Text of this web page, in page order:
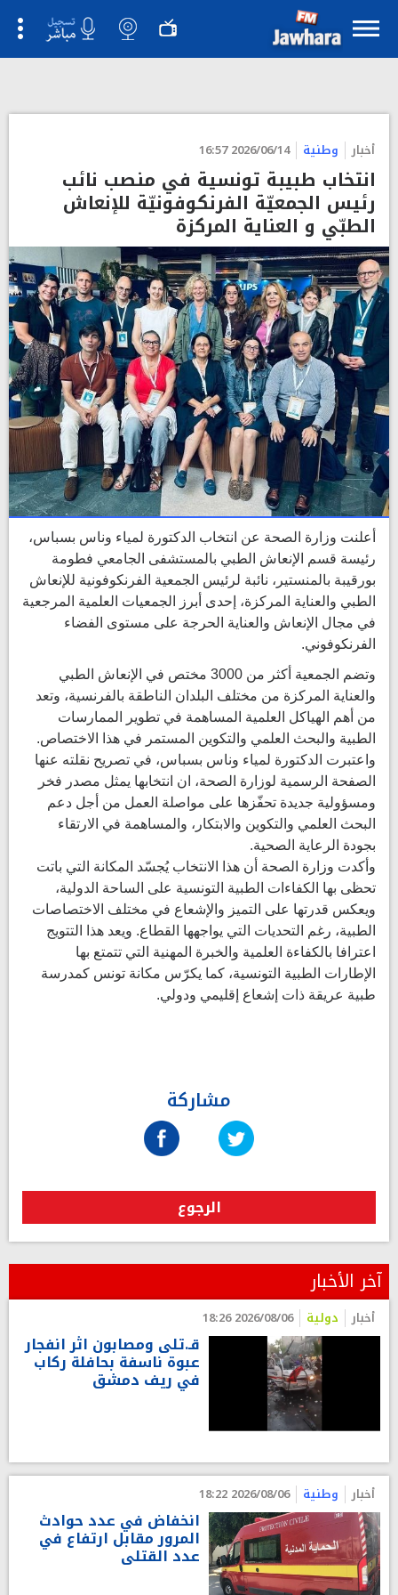
أخبار وطنية 2026/06/14 16:57
انتخاب طبيبة تونسية في منصب نائب
رئيس الجمعيّة الفرنكوفونيّة للإنعاش
الطبّي و العناية المركزة
أعلنت وزارة الصحة عن انتخاب الدكتورة لمياء وناس بسباس،
رئيسة قسم الإنعاش الطبي بالمستشفى الجامعي فطومة
بورقيبة بالمنستير، نائبة لرئيس الجمعية الفرنكوفونية للإنعاش
الطبي والعناية المركزة، إحدى أبرز الجمعيات العلمية المرجعية
في مجال الإنعاش والعناية الحرجة على مستوى الفضاء
الفرنكوفوني.
وتضم الجمعية أكثر من 3000 مختص في الإنعاش الطبي
والعناية المركزة من مختلف البلدان الناطقة بالفرنسية، وتعد
من أهم الهياكل العلمية المساهمة في تطوير الممارسات
الطبية والبحث العلمي والتكوين المستمر في هذا الاختصاص.
واعتبرت الدكتورة لمياء وناس بسباس، في تصريح نقلته عنها
الصفحة الرسمية لوزارة الصحة، ان انتخابها يمثل مصدر فخر
ومسؤولية جديدة تحفّزها على مواصلة العمل من أجل دعم
البحث العلمي والتكوين والابتكار، والمساهمة في الارتقاء
بجودة الرعاية الصحية.
وأكدت وزارة الصحة أن هذا الانتخاب يُجسّد المكانة التي باتت
تحظى بها الكفاءات الطبية التونسية على الساحة الدولية،
ويعكس قدرتها على التميز والإشعاع في مختلف الاختصاصات
الطبية، رغم التحديات التي يواجهها القطاع. ويعد هذا التتويج
اعترافا بالكفاءة العلمية والخبرة المهنية التي تتمتع بها
الإطارات الطبية التونسية، كما يكرّس مكانة تونس كمدرسة
طبية عريقة ذات إشعاع إقليمي ودولي.
مشاركة
الرجوع
آخر الأخبار
أخبار دولية 2026/08/06 18:26
قـ.تلى ومصابون اثر انفجار
عبوة ناسفة بحافلة ركاب
في ريف دمشق
أخبار وطنية 2026/08/06 18:22
انخفاض في عدد حوادث
المرور مقابل ارتفاع في
عدد القتلى